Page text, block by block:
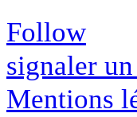
Follow
signaler
Mentions